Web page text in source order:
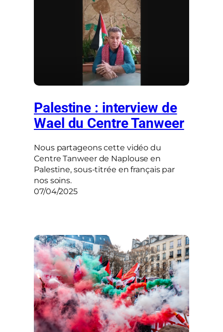
Palestine : interview de
Wael du Centre Tanweer
Nous partageons cette vidéo du
Centre Tanweer de Naplouse en
Palestine, sous-titrée en français par
nos soins.
07/04/2025